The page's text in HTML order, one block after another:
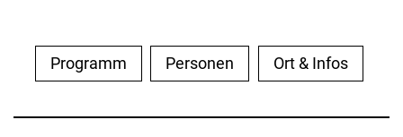
Programm Personen Ort & Infos